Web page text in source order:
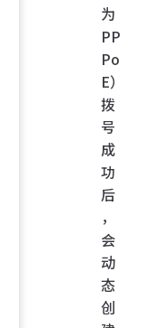
为
PP
Po
E）
拨
号
成
功
后
，
会
动
态
创